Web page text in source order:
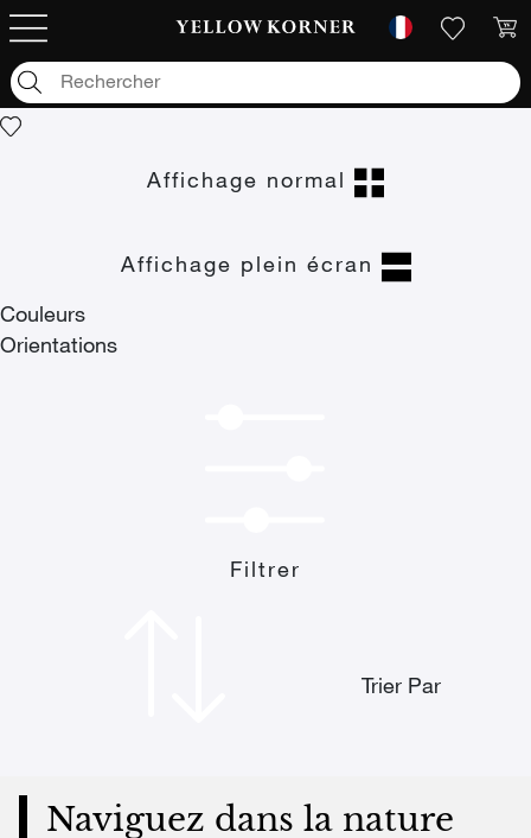
Photographies d'art / null /Ice Views
Ice Views
Affichage normal
Affichage plein écran
Couleurs
Orientations
Filtrer
Trier Par
Naviguez dans la nature